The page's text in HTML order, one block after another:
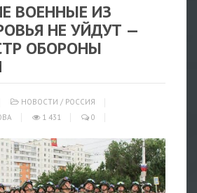
ВОЕННЫЕ ИЗ
НЕ УЙДУТ —
ОБОРОНЫ
НОВОСТИ / РОССИЯ
1 431 0